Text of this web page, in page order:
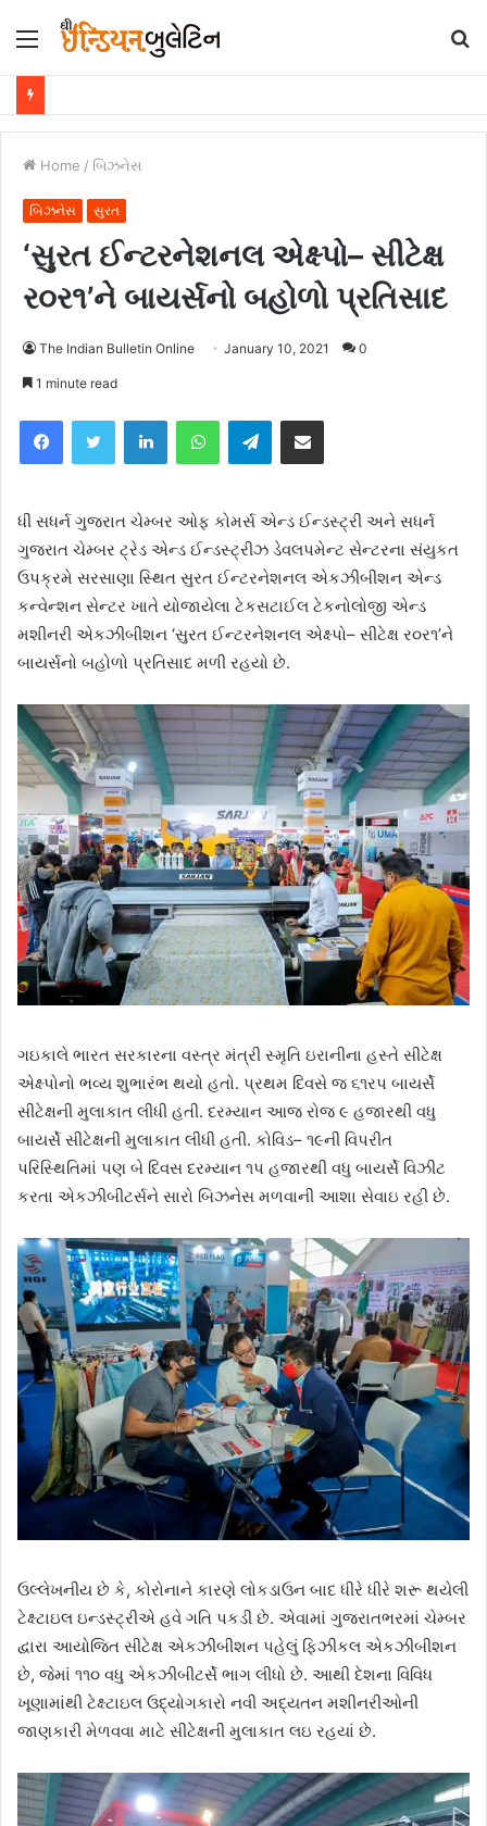
Menu
Home / બિઝનેસ
બિઝનેસ સુરત
‘સુરત ઈન્ટરનેશનલ એક્ષ્પો– સીટેક્ષ
ર૦ર૧’ને બાયર્સનો બહોળો પ્રતિસાદ
The Indian Bulletin Online January 10, 2021 0
1 minute read
Telegram
ધી સધર્ન ગુજરાત ચેમ્બર ઓફ કોમર્સ એન્ડ ઈન્ડસ્ટ્રી અને સધર્ન
ગુજરાત ચેમ્બર ટ્રેડ એન્ડ ઈન્ડસ્ટ્રીઝ ડેવલપમેન્ટ સેન્ટરના સંયુકત
ઉપક્રમે સરસાણા સ્થિત સુરત ઈન્ટરનેશનલ એકઝીબીશન એન્ડ
કન્વેન્શન સેન્ટર ખાતે યોજાયેલા ટેકસટાઈલ ટેકનોલોજી એન્ડ
મશીનરી એકઝીબીશન ‘સુરત ઈન્ટરનેશનલ એક્ષ્પો– સીટેક્ષ ર૦ર૧’ને
બાયર્સનો બહોળો પ્રતિસાદ મળી રહયો છે.
ગઇકાલે ભારત સરકારના વસ્ત્ર મંત્રી સ્મૃતિ ઇરાનીના હસ્તે સીટેક્ષ
એક્ષ્પોનો ભવ્ય શુભારંભ થયો હતો. પ્રથમ દિવસે જ ૬૧રપ બાયર્સે
સીટેક્ષની મુલાકાત લીધી હતી. દરમ્યાન આજ રોજ ૯ હજારથી વધુ
બાયર્સે સીટેક્ષની મુલાકાત લીધી હતી. કોવિડ– ૧૯ની વિપરીત
પરિસ્થિતિમાં પણ બે દિવસ દરમ્યાન ૧પ હજારથી વધુ બાયર્સે વિઝીટ
કરતા એકઝીબીટર્સને સારો બિઝનેસ મળવાની આશા સેવાઇ રહી છે.
ઉલ્લેખનીય છે કે, કોરોનાને કારણે લોકડાઉન બાદ ધીરે ધીરે શરૂ થયેલી
ટેક્ષ્ટાઇલ ઇન્ડસ્ટ્રીએ હવે ગતિ પકડી છે. એવામાં ગુજરાતભરમાં ચેમ્બર
દ્વારા આયોજિત સીટેક્ષ એકઝીબીશન પહેલું ફિઝીકલ એકઝીબીશન
છે, જેમાં ૧૧૦ વધુ એકઝીબીટર્સે ભાગ લીધો છે. આથી દેશના વિવિધ
ખૂણામાંથી ટેક્ષ્ટાઇલ ઉદ્યોગકારો નવી અદ્યતન મશીનરીઓની
જાણકારી મેળવવા માટે સીટેક્ષની મુલાકાત લઇ રહયાં છે.